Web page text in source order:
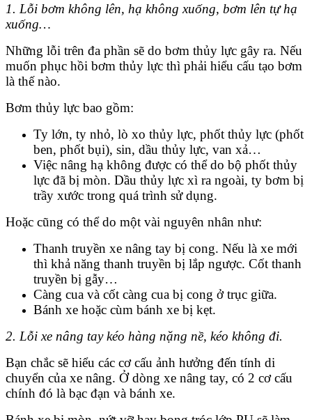
1. Lỗi bơm không lên, hạ không xuống, bơm lên tự hạ
xuống…
Những lỗi trên đa phần sẽ do bơm thủy lực gây ra. Nếu
muốn phục hồi bơm thủy lực thì phải hiểu cấu tạo bơm
là thế nào.
Bơm thủy lực bao gồm:
Ty lớn, ty nhỏ, lò xo thủy lực, phốt thủy lực (phốt
ben, phốt bụi), sin, dầu thủy lực, van xả…
Việc nâng hạ không được có thể do bộ phốt thủy
lực đã bị mòn. Dầu thủy lực xì ra ngoài, ty bơm bị
trầy xước trong quá trình sử dụng.
Hoặc cũng có thể do một vài nguyên nhân như:
Thanh truyền xe nâng tay bị cong. Nếu là xe mới
thì khả năng thanh truyền bị lắp ngược. Cốt thanh
truyền bị gẫy…
Càng cua và cốt càng cua bị cong ở trục giữa.
Bánh xe hoặc cùm bánh xe bị kẹt.
2. Lỗi xe nâng tay kéo hàng nặng nề, kéo không đi.
Bạn chắc sẽ hiểu các cơ cấu ảnh hưởng đến tính di
chuyển của xe nâng. Ở dòng xe nâng tay, có 2 cơ cấu
chính đó là bạc đạn và bánh xe.